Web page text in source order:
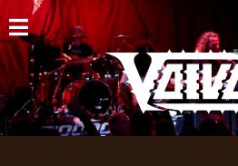
ACCUEIL
NOUVELLES
CONCERTS